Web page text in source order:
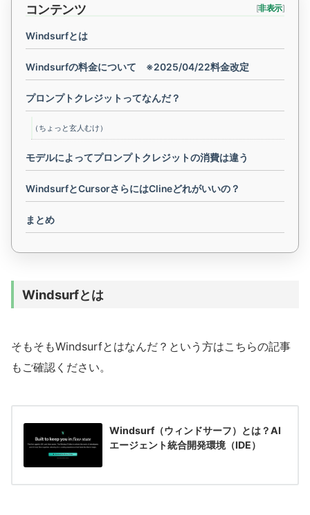
コンテンツ [非表示]
Windsurfとは
Windsurfの料金について ※2025/04/22料金改定
プロンプトクレジットってなんだ？
（ちょっと玄人むけ）
モデルによってプロンプトクレジットの消費は違う
WindsurfとCursorさらにはClineどれがいいの？
まとめ
Windsurfとは
そもそもWindsurfとはなんだ？という方はこちらの記事
もご確認ください。
Windsurf（ウィンドサーフ）とは？AI
エージェント統合開発環境（IDE）